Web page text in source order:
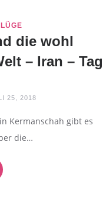
die wohl
– Iran – Tag
25, 2018
Kermanschah gibt es
die…